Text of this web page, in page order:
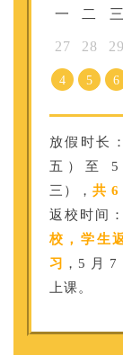
一 二 三
27 28 29
4 5 6
放假时长：
五）至
三）， 共 6
返校时间：
校，学生
习
，5 月
上课。